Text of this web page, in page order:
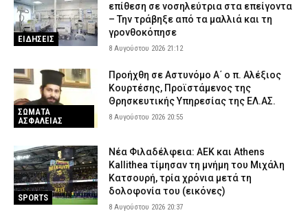
ΕΙΔΗΣΕΙΣ
επίθεση σε νοσηλεύτρια στα επείγοντα
– Την τράβηξε από τα μαλλιά και τη
γρονθοκόπησε
8 Αυγούστου 2026 21:12
ΣΩΜΑΤΑ
ΑΣΦΑΛΕΙΑΣ
Προήχθη σε Αστυνόμο Α΄ ο π. Αλέξιος
Κουρτέσης, Προϊστάμενος της
Θρησκευτικής Υπηρεσίας της ΕΛ.ΑΣ.
8 Αυγούστου 2026 20:55
SPORTS
Νέα Φιλαδέλφεια: ΑΕΚ και Athens
Kallithea τίμησαν τη μνήμη του Μιχάλη
Κατσουρή, τρία χρόνια μετά τη
δολοφονία του (εικόνες)
8 Αυγούστου 2026 20:37